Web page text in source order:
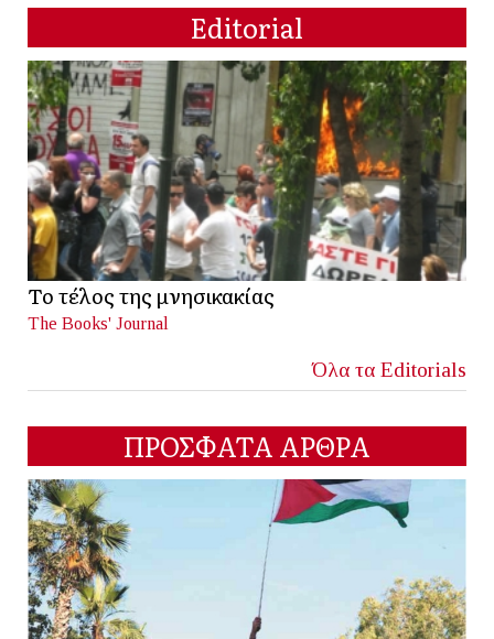
Editorial
Το τέλος της μνησικακίας
The Books' Journal
Όλα τα Editorials
ΠΡΟΣΦΑΤΑ ΑΡΘΡΑ